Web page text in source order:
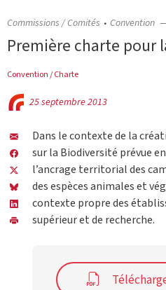
Commissions / Comités Convention
Première charte pour
Convention / Charte
25 septembre 2013
Dans le contexte de la
sur la Biodiversité prévue
l’ancrage territorial des
des espèces animales et
contexte propre des
supérieur et de recherche.